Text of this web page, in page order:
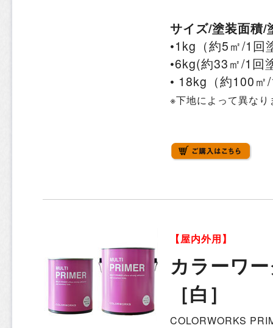
サイズ/塗装面積/
•1kg（約5㎡/1回
•6kg(約33㎡/1回
• 18kg（約100㎡
※下地によって異なり
【屋内外用】
カラーワ
［白］
COLORWORKS